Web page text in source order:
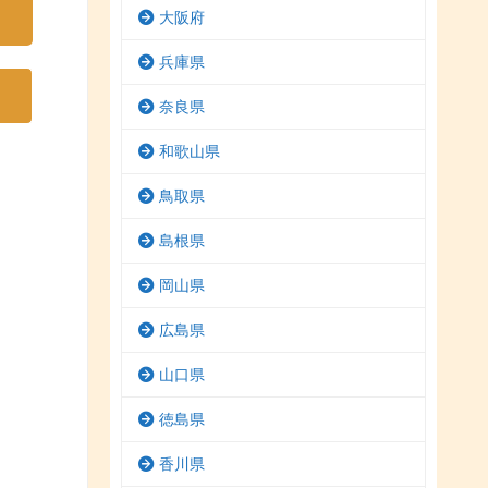
大阪府
兵庫県
奈良県
和歌山県
鳥取県
島根県
岡山県
広島県
山口県
徳島県
香川県